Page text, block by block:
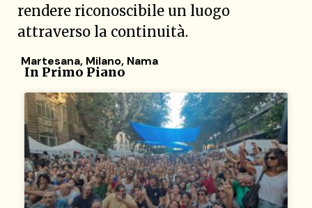
rendere riconoscibile un luogo
attraverso la continuità.
Martesana, Milano, Nama
In Primo Piano